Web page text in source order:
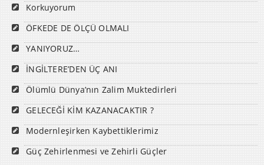
Korkuyorum
ÖFKEDE DE ÖLÇÜ OLMALI
YANIYORUZ…
İNGİLTERE’DEN ÜÇ ANI
Ölümlü Dünya’nın Zalim Muktedirleri
GELECEĞİ KİM KAZANACAKTIR ?
Modernleşirken Kaybettiklerimiz
Güç Zehirlenmesi ve Zehirli Güçler